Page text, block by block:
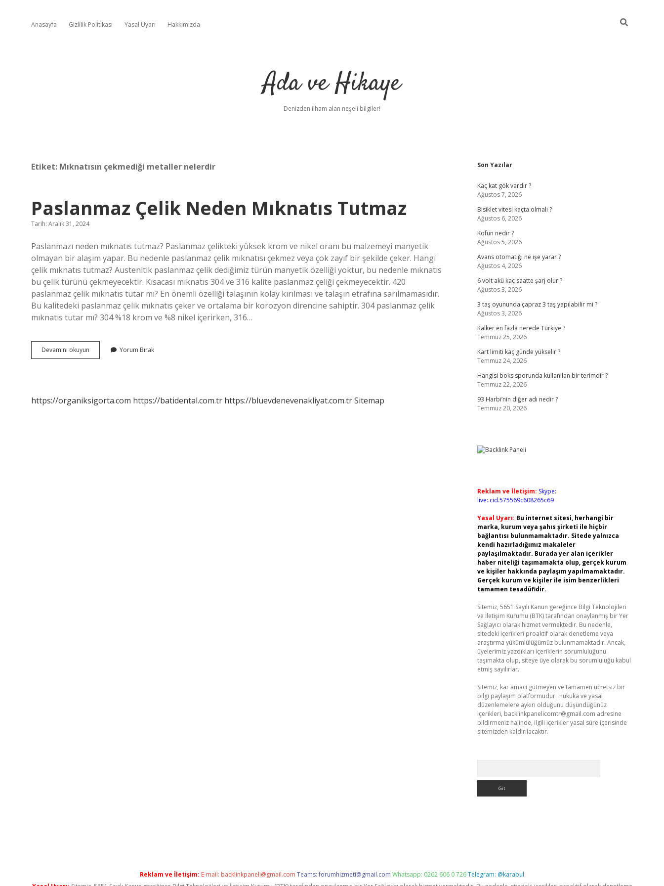
Anasayfa Gizlilik Politikası Yasal Uyarı Hakkımızda
Ada ve Hikaye
Denizden ilham alan neşeli bilgiler!
Etiket: Mıknatısın çekmediği metaller nelerdir
Paslanmaz Çelik Neden Mıknatıs Tutmaz
Tarih: Aralık 31, 2024
Paslanmazı neden mıknatıs tutmaz? Paslanmaz çelikteki yüksek krom ve nikel oranı bu malzemeyi manyetik
olmayan bir alaşım yapar. Bu nedenle paslanmaz çelik mıknatısı çekmez veya çok zayıf bir şekilde çeker. Hangi
çelik mıknatıs tutmaz? Austenitik paslanmaz çelik dediğimiz türün manyetik özelliği yoktur, bu nedenle mıknatıs
bu çelik türünü çekmeyecektir. Kısacası mıknatıs 304 ve 316 kalite paslanmaz çeliği çekmeyecektir. 420
paslanmaz çelik mıknatıs tutar mı? En önemli özelliği talaşının kolay kırılması ve talaşın etrafına sarılmamasıdır.
Bu kalitedeki paslanmaz çelik mıknatıs çeker ve ortalama bir korozyon direncine sahiptir. 304 paslanmaz çelik
mıknatıs tutar mı? 304 %18 krom ve %8 nikel içerirken, 316…
Devamını okuyun Paslanmaz
Çelik
Yorum Bırak
https://organiksigorta.com https://batidental.com.tr https://bluevdenevenakliyat.com.trSitemap
Sidebar
Son Yazılar
Kaç kat gök vardır ?
Ağustos 7, 2026
Bisiklet vitesi kaçta olmalı ?
Ağustos 6, 2026
Kofun nedir ?
Ağustos 5, 2026
Avans otomatiği ne işe yarar ?
Ağustos 4, 2026
6 volt akü kaç saatte şarj olur ?
Ağustos 3, 2026
3 taş oyununda çapraz 3 taş yapılabilir mi ?
Ağustos 3, 2026
Kalker en fazla nerede Türkiye ?
Temmuz 25, 2026
Kart limiti kaç günde yükselir ?
Temmuz 24, 2026
Hangisi boks sporunda kullanılan bir terimdir ?
Temmuz 22, 2026
93 Harbi’nin diğer adı nedir ?
Temmuz 20, 2026
Reklam ve İletişim: Skype:
live:.cid.575569c608265c69
Yasal Uyarı: Bu internet sitesi, herhangi bir
marka, kurum veya şahıs şirketi ile hiçbir
bağlantısı bulunmamaktadır. Sitede yalnızca
kendi hazırladığımız makaleler
paylaşılmaktadır. Burada yer alan içerikler
haber niteliği taşımamakta olup, gerçek kurum
ve kişiler hakkında paylaşım yapılmamaktadır.
Gerçek kurum ve kişiler ile isim benzerlikleri
tamamen tesadüfidir.
Sitemiz, 5651 Sayılı Kanun gereğince Bilgi Teknolojileri
ve İletişim Kurumu (BTK) tarafından onaylanmış bir Yer
Sağlayıcı olarak hizmet vermektedir. Bu nedenle,
sitedeki içerikleri proaktif olarak denetleme veya
araştırma yükümlülüğümüz bulunmamaktadır. Ancak,
üyelerimiz yazdıkları içeriklerin sorumluluğunu
taşımakta olup, siteye üye olarak bu sorumluluğu kabul
etmiş sayılırlar.
Sitemiz, kar amacı gütmeyen ve tamamen ücretsiz bir
bilgi paylaşım platformudur. Hukuka ve yasal
düzenlemelere aykırı olduğunu düşündüğünüz
içerikleri, backlinkpanelicomtr@gmail.com adresine
bildirmeniz halinde, ilgili içerikler yasal süre içerisinde
sitemizden kaldırılacaktır.
Reklam ve İletişim: E-mail: backlinkpaneli@gmail.com Teams:forumhizmeti@gmail.com Whatsapp: 0262 606 0 726Telegram: @karabul